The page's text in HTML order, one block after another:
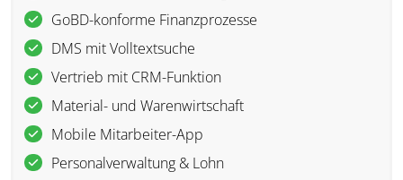
GoBD-konforme Finanzprozesse
DMS mit Volltextsuche
Vertrieb mit CRM-Funktion
Material- und Warenwirtschaft
Mobile Mitarbeiter-App
Personalverwaltung & Lohn